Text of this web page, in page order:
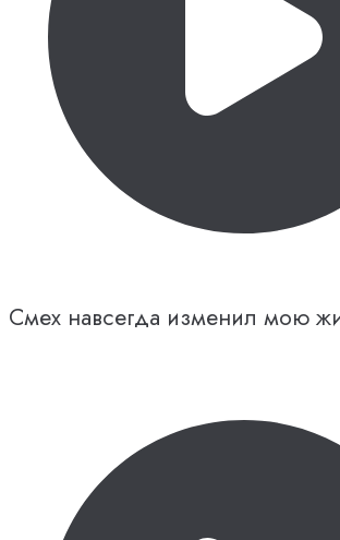
Смех навсегда изменил мою